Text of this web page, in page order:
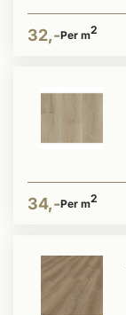
32,-Per m2
34,-Per m2